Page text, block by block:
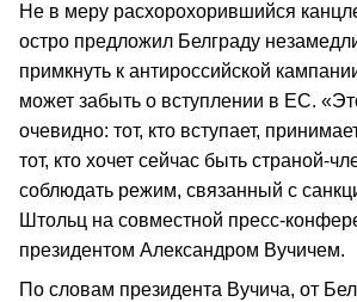
Не в меру расхорохорившийся
остро предложил Белграду
примкнуть к антироссийской
может забыть о вступлении в ЕС.
очевидно: тот, кто вступает,
тот, кто хочет сейчас быть страной-
соблюдать режим, связанный с
Штольц на совместной пресс-
президентом Александром Вучичем.
По словам президента Вучича, от